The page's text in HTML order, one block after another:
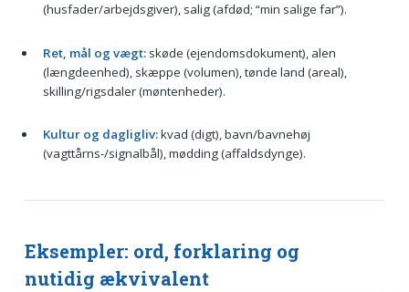
(husfader/arbejdsgiver), salig (afdød; “min salige far”).
Ret, mål og vægt:skøde (ejendomsdokument), alen
(længdeenhed), skæppe (volumen), tønde land (areal),
skilling/rigsdaler (møntenheder).
Kultur og dagligliv:kvad (digt), bavn/bavnehøj
(vagttårns-/signalbål), mødding (affaldsdynge).
Eksempler: ord, forklaring og
nutidig ækvivalent